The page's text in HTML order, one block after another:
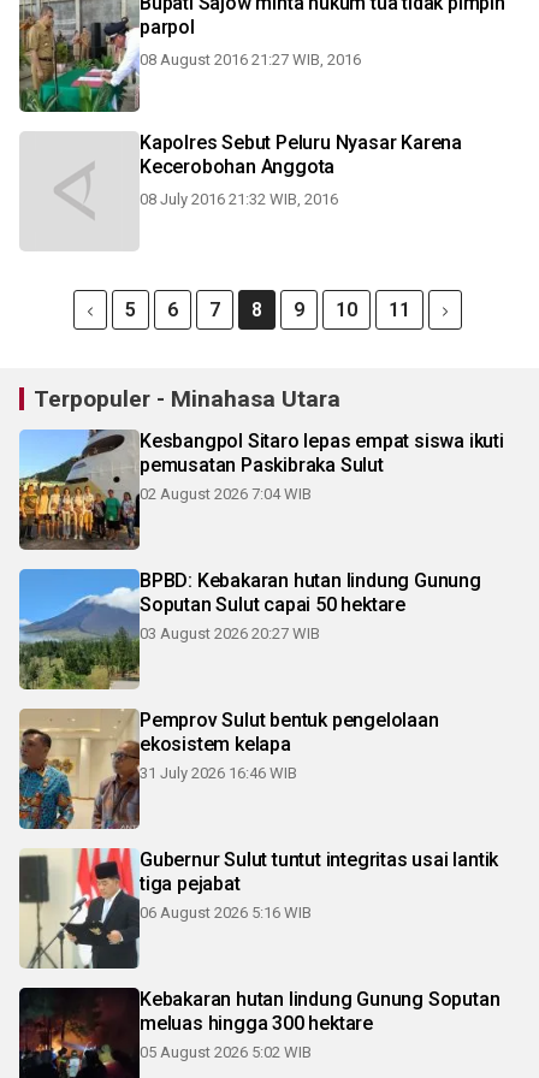
parpol
08 August 2016 21:27 WIB, 2016
Kapolres Sebut Peluru Nyasar Karena
Kecerobohan Anggota
08 July 2016 21:32 WIB, 2016
5 6 7 8 9 10 11
Terpopuler - Minahasa Utara
Kesbangpol Sitaro lepas empat siswa ikuti
pemusatan Paskibraka Sulut
02 August 2026 7:04 WIB
BPBD: Kebakaran hutan lindung Gunung
Soputan Sulut capai 50 hektare
03 August 2026 20:27 WIB
Pemprov Sulut bentuk pengelolaan
ekosistem kelapa
31 July 2026 16:46 WIB
Gubernur Sulut tuntut integritas usai lantik
tiga pejabat
06 August 2026 5:16 WIB
Kebakaran hutan lindung Gunung Soputan
meluas hingga 300 hektare
05 August 2026 5:02 WIB